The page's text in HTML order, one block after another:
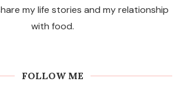
my life stories and my relationship
with food.
FOLLOW ME